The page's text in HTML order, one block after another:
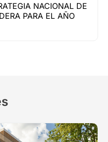
NACIONAL DE
PARA EL AÑO